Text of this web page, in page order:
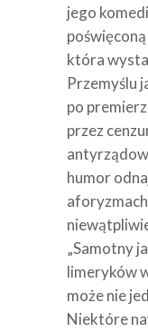
jego
która
Przemyślu
po
przez
humor
„Samotny
limeryków
może nie
Niektóre